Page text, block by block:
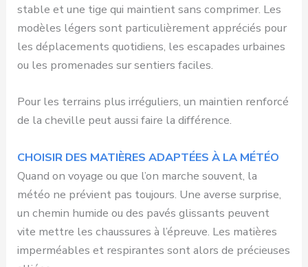
stable et une tige qui maintient sans comprimer. Les
modèles légers sont particulièrement appréciés pour
les déplacements quotidiens, les escapades urbaines
ou les promenades sur sentiers faciles.
Pour les terrains plus irréguliers, un maintien renforcé
de la cheville peut aussi faire la différence.
CHOISIR DES MATIÈRES ADAPTÉES À LA MÉTÉO
Quand on voyage ou que l’on marche souvent, la
météo ne prévient pas toujours. Une averse surprise,
un chemin humide ou des pavés glissants peuvent
vite mettre les chaussures à l’épreuve. Les matières
imperméables et respirantes sont alors de précieuses